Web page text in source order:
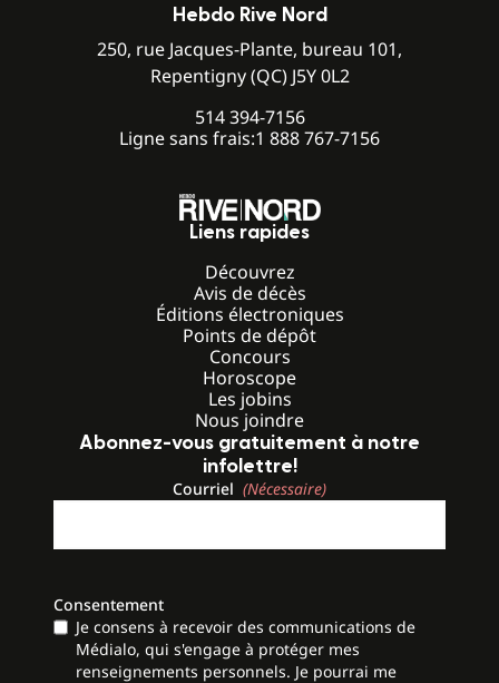
Hebdo Rive Nord
250, rue Jacques-Plante, bureau 101,
Repentigny (QC) J5Y 0L2
514 394-7156
Ligne sans frais:1 888 767-7156
Liens rapides
Découvrez
Avis de décès
Éditions électroniques
Points de dépôt
Concours
Horoscope
Les jobins
Nous joindre
Abonnez-vous gratuitement à notre
infolettre!
Courriel (Nécessaire)
Consentement
Je consens à recevoir des communications de
Médialo, qui s'engage à protéger mes
renseignements personnels. Je pourrai me